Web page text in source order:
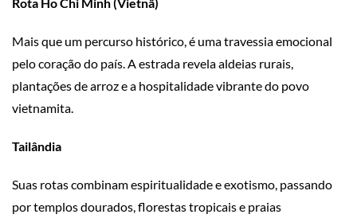
Rota Ho Chi Minh (Vietnã)
Mais que um percurso histórico, é uma travessia emocional
pelo coração do país. A estrada revela aldeias rurais,
plantações de arroz e a hospitalidade vibrante do povo
vietnamita.
Tailândia
Suas rotas combinam espiritualidade e exotismo, passando
por templos dourados, florestas tropicais e praias